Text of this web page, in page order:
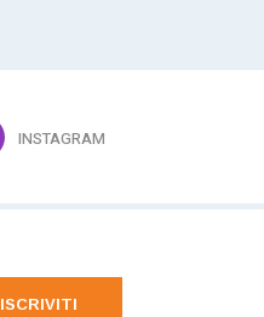
INSTAGRAM
ISCRIVITI